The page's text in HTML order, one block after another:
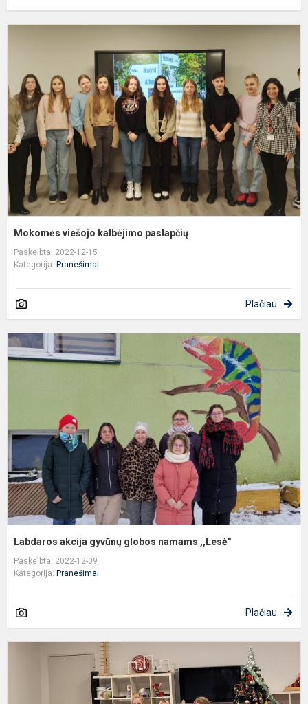
Mokomės viešojo kalbėjimo paslapčių
Paskelbta: 2022-12-15
Kategorija: Pranešimai
Plačiau
Labdaros akcija gyvūnų globos namams ,,Lesė"
Paskelbta: 2022-12-09
Kategorija: Pranešimai
Plačiau